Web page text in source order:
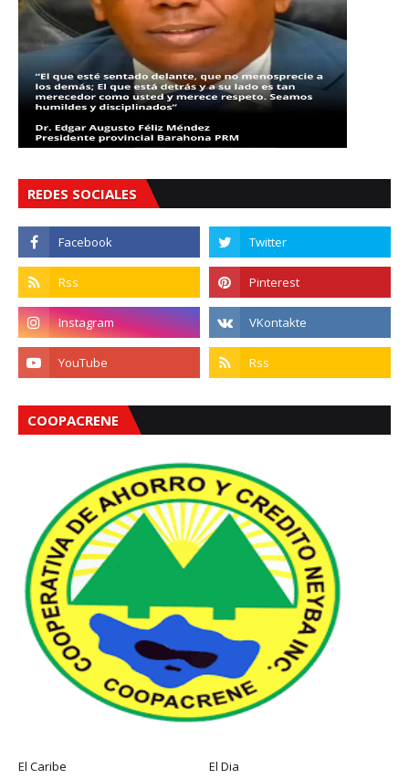
REDES SOCIALES
COOPACRENE
El Caribe El Dia